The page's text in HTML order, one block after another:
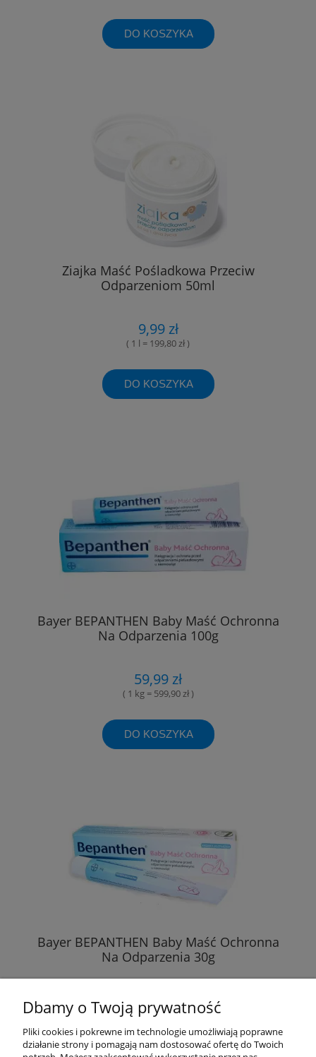
DO KOSZYKA
Ziajka Maść Pośladkowa Przeciw
Odparzeniom 50ml
9,99 zł
( 1 l = 199,80 zł )
DO KOSZYKA
Bayer BEPANTHEN Baby Maść Ochronna
Na Odparzenia 100g
59,99 zł
( 1 kg = 599,90 zł )
DO KOSZYKA
Bayer BEPANTHEN Baby Maść Ochronna
Na Odparzenia 30g
29,99 zł
( 1 kg = 999,67 zł )
Dbamy o Twoją prywatność
Pliki cookies i pokrewne im technologie umożliwiają poprawne
działanie strony i pomagają nam dostosować ofertę do Twoich